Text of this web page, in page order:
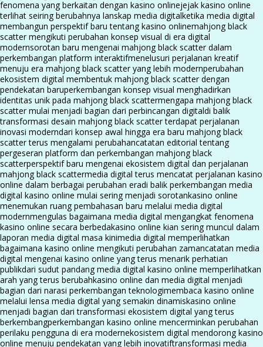
fenomena yang berkaitan dengan kasino onlinejejak kasino online
terlihat seiring berubahnya lanskap media digitalketika media digital
membangun perspektif baru tentang kasino onlinemahjong black
scatter mengikuti perubahan konsep visual di era digital
modernsorotan baru mengenai mahjong black scatter dalam
perkembangan platform interaktifmenelusuri perjalanan kreatif
menuju era mahjong black scatter yang lebih modernperubahan
ekosistem digital membentuk mahjong black scatter dengan
pendekatan baruperkembangan konsep visual menghadirkan
identitas unik pada mahjong black scattermengapa mahjong black
scatter mulai menjadi bagian dari perbincangan digitaldi balik
transformasi desain mahjong black scatter terdapat perjalanan
inovasi moderndari konsep awal hingga era baru mahjong black
scatter terus mengalami perubahancatatan editorial tentang
pergeseran platform dan perkembangan mahjong black
scatterperspektif baru mengenai ekosistem digital dan perjalanan
mahjong black scattermedia digital terus mencatat perjalanan kasino
online dalam berbagai perubahan eradi balik perkembangan media
digital kasino online mulai sering menjadi sorotankasino online
menemukan ruang pembahasan baru melalui media digital
modernmengulas bagaimana media digital mengangkat fenomena
kasino online secara berbedakasino online kian sering muncul dalam
laporan media digital masa kinimedia digital memperlihatkan
bagaimana kasino online mengikuti perubahan zamancatatan media
digital mengenai kasino online yang terus menarik perhatian
publikdari sudut pandang media digital kasino online memperlihatkan
arah yang terus berubahkasino online dan media digital menjadi
bagian dari narasi perkembangan teknologimembaca kasino online
melalui lensa media digital yang semakin dinamiskasino online
menjadi bagian dari transformasi ekosistem digital yang terus
berkembangperkembangan kasino online mencerminkan perubahan
perilaku pengguna di era modernekosistem digital mendorong kasino
online menuju pendekatan yang lebih inovatiftransformasi media